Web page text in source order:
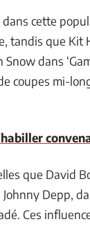
cette
tandis que
dans
coupes mi-
que David
Depp,
Ces